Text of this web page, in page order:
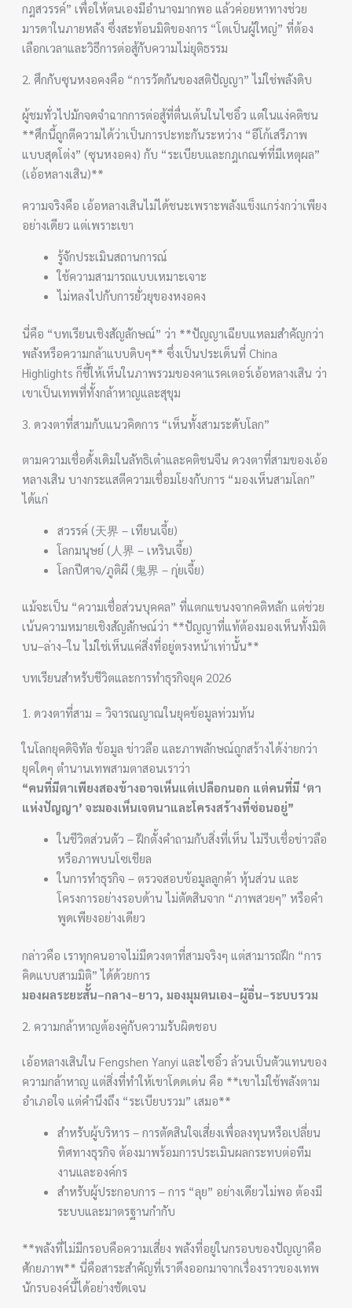
กฎสวรรค์” เพื่อให้ตนเองมีอำนาจมากพอ แล้วค่อยหาทางช่วย
มารดาในภายหลัง ซึ่งสะท้อนมิติของการ “โตเป็นผู้ใหญ่” ที่ต้อง
เลือกเวลาและวิธีการต่อสู้กับความไม่ยุติธรรม
2. ศึกกับซุนหงอคงคือ “การวัดกันของสติปัญญา” ไม่ใช่พลังดิบ
ผู้ชมทั่วไปมักจดจำฉากการต่อสู้ที่ตื่นเต้นในไซอิ๋ว แต่ในแง่คติชน
**ศึกนี้ถูกตีความได้ว่าเป็นการปะทะกันระหว่าง “อีโก้เสรีภาพ
แบบสุดโต่ง” (ซุนหงอคง) กับ “ระเบียบและกฎเกณฑ์ที่มีเหตุผล”
(เอ้อหลางเสิน)**
ความจริงคือ เอ้อหลางเสินไม่ได้ชนะเพราะพลังแข็งแกร่งกว่าเพียง
อย่างเดียว แต่เพราะเขา
รู้จักประเมินสถานการณ์
ใช้ความสามารถแบบเหมาะเจาะ
ไม่หลงไปกับการยั่วยุของหงอคง
นี่คือ “บทเรียนเชิงสัญลักษณ์” ว่า **ปัญญาเฉียบแหลมสำคัญกว่า
พลังหรือความกล้าแบบดิบๆ** ซึ่งเป็นประเด็นที่ China
Highlights ก็ชี้ให้เห็นในภาพรวมของคาแรคเตอร์เอ้อหลางเสิน ว่า
เขาเป็นเทพที่ทั้งกล้าหาญและสุขุม
3. ดวงตาที่สามกับแนวคิดการ “เห็นทั้งสามระดับโลก”
ตามความเชื่อดั้งเดิมในลัทธิเต๋าและคติชนจีน ดวงตาที่สามของเอ้อ
หลางเสิน บางกระแสตีความเชื่อมโยงกับการ “มองเห็นสามโลก”
ได้แก่
สวรรค์ (天界 – เทียนเจี้ย)
โลกมนุษย์ (人界 – เหรินเจี้ย)
โลกปีศาจ/ภูติผี (鬼界 – กุ่ยเจี้ย)
แม้จะเป็น “ความเชื่อส่วนบุคคล” ที่แตกแขนงจากคติหลัก แต่ช่วย
เน้นความหมายเชิงสัญลักษณ์ว่า **ปัญญาที่แท้ต้องมองเห็นทั้งมิติ
บน–ล่าง–ใน ไม่ใช่เห็นแค่สิ่งที่อยู่ตรงหน้าเท่านั้น**
บทเรียนสำหรับชีวิตและการทำธุรกิจยุค 2026
1. ดวงตาที่สาม = วิจารณญาณในยุคข้อมูลท่วมท้น
ในโลกยุคดิจิทัล ข้อมูล ข่าวลือ และภาพลักษณ์ถูกสร้างได้ง่ายกว่า
ยุคใดๆ ตำนานเทพสามตาสอนเราว่า
“คนที่มีตาเพียงสองข้างอาจเห็นแต่เปลือกนอก แต่คนที่มี ‘ตา
แห่งปัญญา’ จะมองเห็นเจตนาและโครงสร้างที่ซ่อนอยู่”
ในชีวิตส่วนตัว – ฝึกตั้งคำถามกับสิ่งที่เห็น ไม่รีบเชื่อข่าวลือ
หรือภาพบนโซเชียล
ในการทำธุรกิจ – ตรวจสอบข้อมูลลูกค้า หุ้นส่วน และ
โครงการอย่างรอบด้าน ไม่ตัดสินจาก “ภาพสวยๆ” หรือคำ
พูดเพียงอย่างเดียว
กล่าวคือ เราทุกคนอาจไม่มีดวงตาที่สามจริงๆ แต่สามารถฝึก “การ
คิดแบบสามมิติ” ได้ด้วยการ
มองผลระยะสั้น–กลาง–ยาว, มองมุมตนเอง–ผู้อื่น–ระบบรวม
2. ความกล้าหาญต้องคู่กับความรับผิดชอบ
เอ้อหลางเสินใน Fengshen Yanyi และไซอิ๋ว ล้วนเป็นตัวแทนของ
ความกล้าหาญ แต่สิ่งที่ทำให้เขาโดดเด่น คือ **เขาไม่ใช้พลังตาม
อำเภอใจ แต่คำนึงถึง “ระเบียบรวม” เสมอ**
สำหรับผู้บริหาร – การตัดสินใจเสี่ยงเพื่อลงทุนหรือเปลี่ยน
ทิศทางธุรกิจ ต้องมาพร้อมการประเมินผลกระทบต่อทีม
งานและองค์กร
สำหรับผู้ประกอบการ – การ “ลุย” อย่างเดียวไม่พอ ต้องมี
ระบบและมาตรฐานกำกับ
**พลังที่ไม่มีกรอบคือความเสี่ยง พลังที่อยู่ในกรอบของปัญญาคือ
ศักยภาพ** นี่คือสาระสำคัญที่เราดึงออกมาจากเรื่องราวของเทพ
นักรบองค์นี้ได้อย่างชัดเจน